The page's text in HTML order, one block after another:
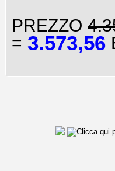
PREZZO
= 3.573,56